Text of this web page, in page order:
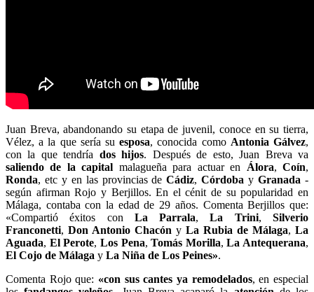
Juan Breva, abandonando su etapa de juvenil, conoce en su tierra,
Vélez, a la que sería suesposa, conocida como Antonia Gálvez,
con la que tendría dos hijos. Después de esto, Juan Breva va
saliendo de la capital malagueña para actuar en Álora,Coín,
Ronda, etc y en las provincias deCádiz,Córdoba yGranada -
según afirman Rojo y Berjillos. En el cénit de su popularidad en
Málaga, contaba con la edad de 29 años. Comenta Berjillos que:
«Compartió éxitos con La Parrala,La Trini,Silverio
Franconetti, Don Antonio Chacón y La Rubia de Málaga, La
Aguada, El Perote, Los Pena,Tomás Morilla,La Antequerana,
El Cojo de Málaga y La Niña de Los Peines».
Comenta Rojo que: «con sus cantes ya remodelados, en especial